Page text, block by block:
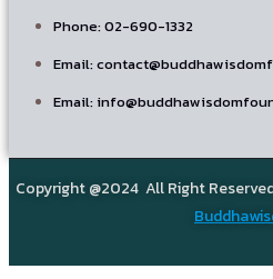
Phone: 02-690-1332
Email:
Email:
Copyright @2024 All Right